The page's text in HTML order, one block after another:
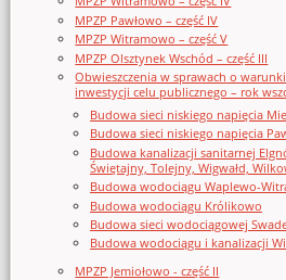
MPZP Pawłowo – część IV
MPZP Witramowo – część V
MPZP Olsztynek Wschód – część III
Obwieszczenia w sprawach o
inwestycji celu publicznego – rok
Budowa sieci niskiego napięcia
Budowa sieci niskiego napięcia
Budowa kanalizacji sanitarnej
Świętajny, Tolejny, Wigwałd,
Budowa wodociągu Waplewo-
Budowa wodociągu Królikowo
Budowa sieci wodociągowej
Budowa wodociągu i kanalizacji
MPZP Jemiołowo - część II